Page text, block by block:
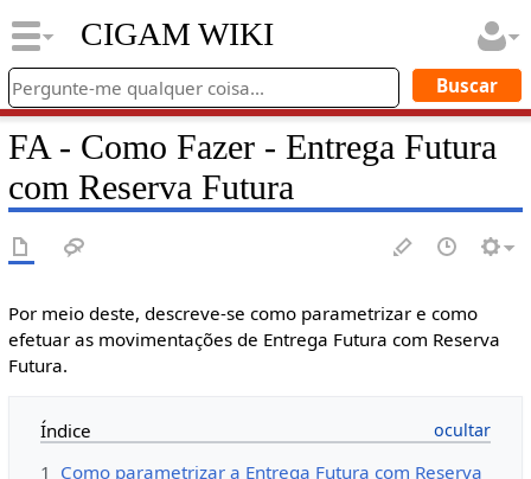
CIGAM WIKI
FA - Como Fazer - Entrega Futura
com Reserva Futura
Por meio deste, descreve-se como parametrizar e como
efetuar as movimentações de Entrega Futura com Reserva
Futura.
Índice
1 Como parametrizar a Entrega Futura com Reserva